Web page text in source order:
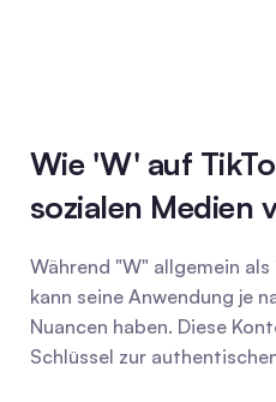
Wie 'W' auf
sozialen Medien
Während "W" allgemein
kann seine Anwendung je
Nuancen haben. Diese
Schlüssel zur